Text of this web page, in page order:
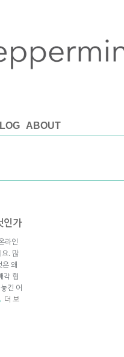
ABOUT
인가
라인
요. 많
왜
각 협
긴 어
더 보